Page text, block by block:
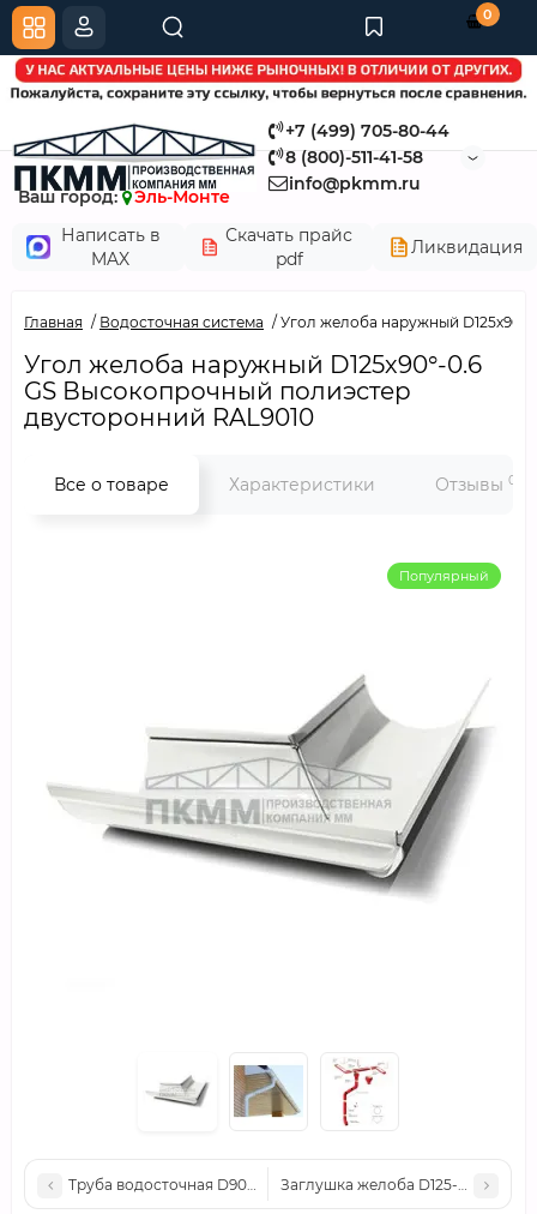
+7 (499) 705-80-44
8 (800)-511-41-58
info@pkmm.ru
Ваш город:
Эль-Монте
Написать в
MAX
Скачать прайс
pdf
Ликвидация
0
Главная Водосточная система Угол желоба наружный
Угол желоба наружный D125х90°-0.6
GS Высокопрочный полиэстер
двусторонний RAL9010
Все о товаре Характеристики Отзывы 0
Популярный
Труба водосточная D90х2000-0.5 GS Высокопрочный
Заглушка желоба D125-0.6 GS